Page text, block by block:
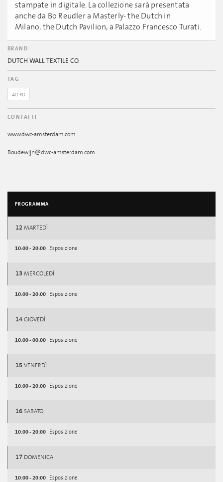
stampate in digitale. La collezione sarà presentata
anche da Bo Reudler a Masterly- the Dutch in
Milano, the Dutch Pavilion, a Palazzo Francesco Turati.
BRAND
DUTCH WALL TEXTILE CO.
TAG
ALTRO
CONTATTI
www.dwc-amsterdam.com
Boudewijn@dwc-amsterdam.com
PROGRAMMA
12 MARTEDÌ
10:00 - 20:00 Esposizione
13 MERCOLEDÌ
10:00 - 20:00 Esposizione
14 GIOVEDÌ
10:00 - 00:00 Esposizione
15 VENERDÌ
10:00 - 20:00 Esposizione
16 SABATO
10:00 - 20:00 Esposizione
17 DOMENICA
10:00 - 20:00 Esposizione